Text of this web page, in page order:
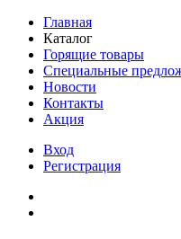
Главная
Каталог
Горящие товары
Специальные
Новости
Контакты
Акция
Вход
Регистрация